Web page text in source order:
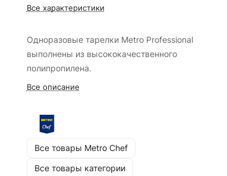
Все характеристики
Одноразовые тарелки Metro Professional
выполнены из высококачественного
полипропилена.
Все описание
Все товары Metro Chef
Все товары категории